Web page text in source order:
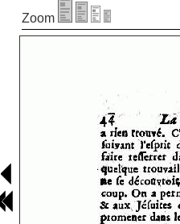
Zoom